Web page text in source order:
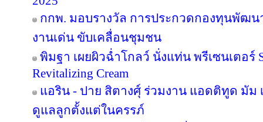
กกพ. มอบรางวัล การประกวดกองทุนพัฒน
งานเด่น ขับเคลื่อนชุมชน
พิมฐา เผยผิวฉ่ำโกลว์ นั่งแท่น พรีเซนเตอร์
Revitalizing Cream
แอริน - ปาย สิตางศุ์ ร่วมงาน แอดติทูด มัม
ดูแลลูกตั้งแต่ในครรภ์